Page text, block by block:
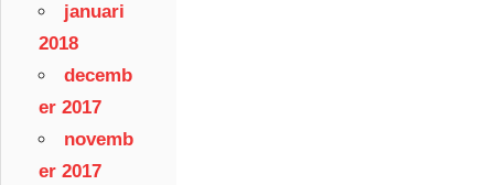
januari
2018
decemb
er 2017
novemb
er 2017